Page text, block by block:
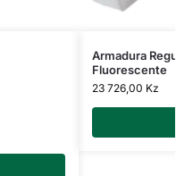
Armadura
Fluorescente
23 726,00 Kz